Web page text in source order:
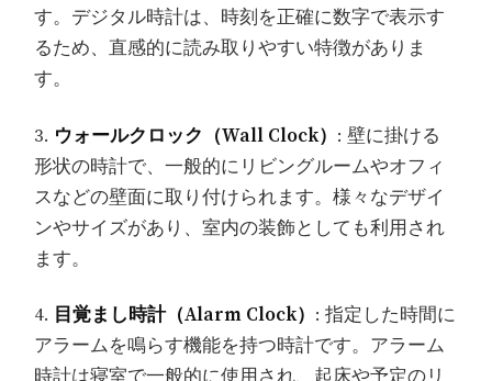
す。デジタル時計は、時刻を正確に数字で表示す
るため、直感的に読み取りやすい特徴がありま
す。
3. ウォールクロック（Wall Clock） : 壁に掛ける
形状の時計で、一般的にリビングルームやオフィ
スなどの壁面に取り付けられます。様々なデザイ
ンやサイズがあり、室内の装飾としても利用され
ます。
4. 目覚まし時計（Alarm Clock） : 指定した時間に
アラームを鳴らす機能を持つ時計です。アラーム